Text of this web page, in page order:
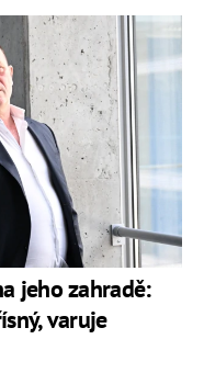
jeho zahradě:
varuje